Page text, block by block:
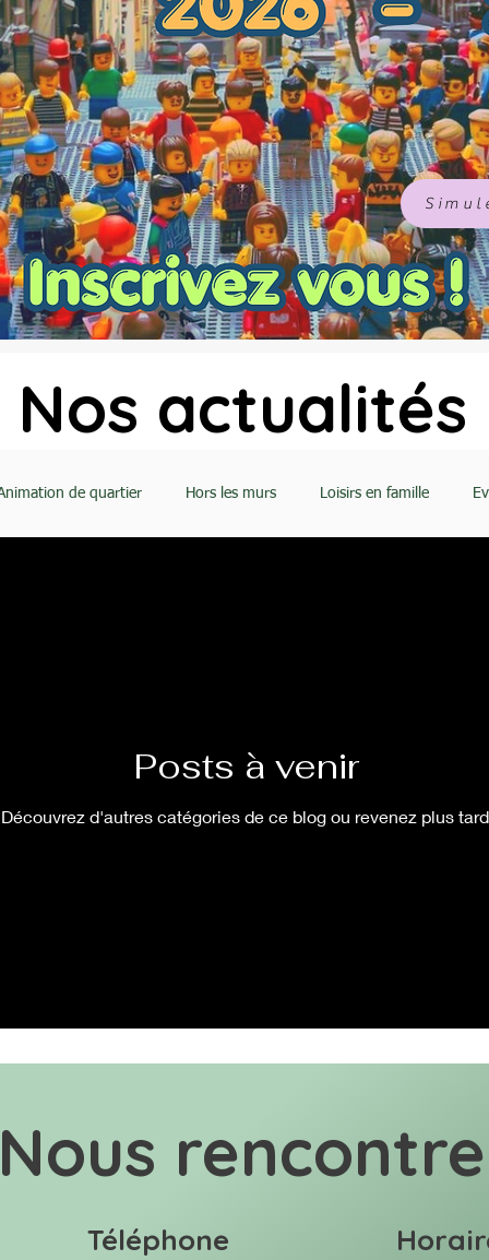
Nos actualités
de quartier Hors les murs Loisirs en famille
Posts à venir
Découvrez d'autres catégories de ce blog ou revenez plus
Nous
Téléphone